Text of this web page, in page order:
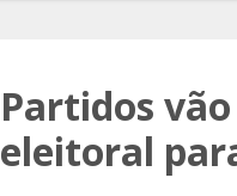
Partidos
eleitoral